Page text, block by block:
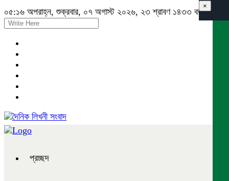
০৫:১৬ অপরাহ্ন, শুক্রবার, ০৭ অগাস্ট ২০২৬, ২৩ শ্রাবণ ১৪৩৩ বঙ্গাব্দ
প্রচ্ছদ
×